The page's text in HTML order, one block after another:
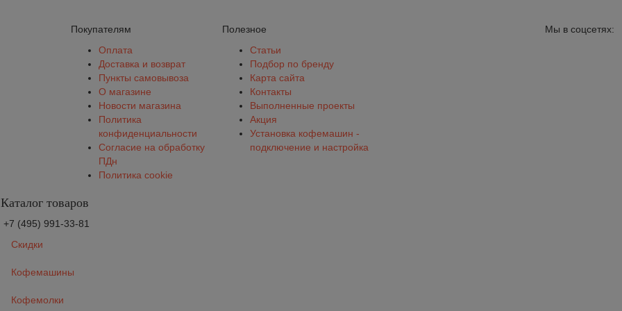
Покупателям
Оплата
Доставка и возврат
Пункты самовывоза
О магазине
Новости магазина
Политика
конфиденциальности
Согласие на обработку
ПДн
Политика cookie
Полезное
Статьи
Подбор по бренду
Карта сайта
Контакты
Выполненные проекты
Акция
Установка кофемашин -
подключение и настройка
Мы в соцсетях:
Каталог товаров
+7 (495) 991-33-81
Скидки
Кофемашины
Кофемолки